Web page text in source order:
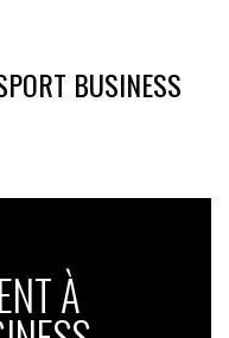
BUSINESS
À